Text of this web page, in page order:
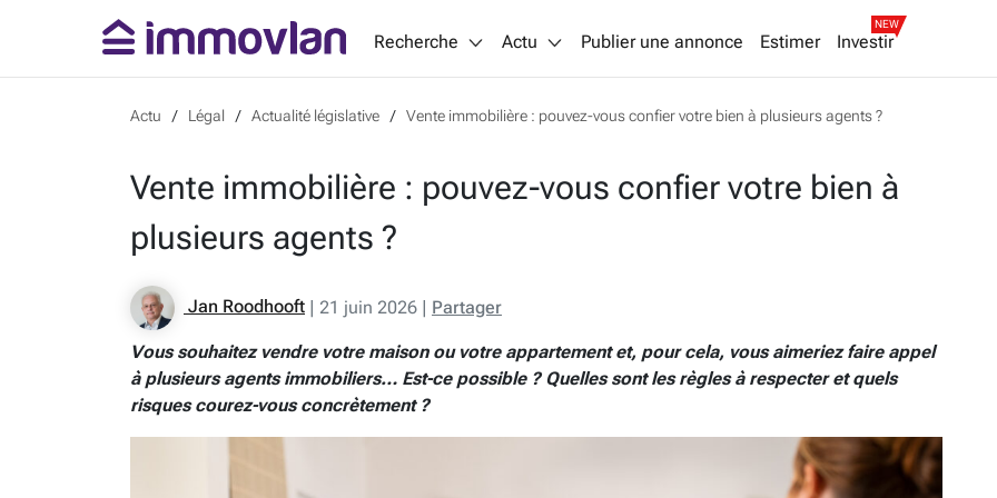
Recherche Actu Publier une annonce Estimer Investir
NEW
Actu Légal Actualité législative Vente immobilière : pouvez-vous confier votre bien à plusieurs agents ?
Vente immobilière : pouvez-vous confier votre bien à
plusieurs agents ?
Jan Roodhooft | 21 juin 2026 | Partager
Vous souhaitez vendre votre maison ou votre appartement et, pour cela, vous aimeriez faire appel
à plusieurs agents immobiliers… Est-ce possible ? Quelles sont les règles à respecter et quels
risques courez-vous concrètement ?